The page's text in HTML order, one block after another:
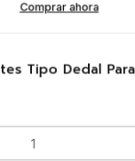
Comprar ahora
Tipo Dedal